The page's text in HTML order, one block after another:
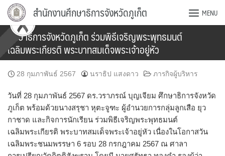
Skip
content
สำนักงานศึกษาธิการจังหวัดภูเก็ต MENU
ศึกษาธิการจังหวัดภูเก็ต ร่วมพิธีเจริญพระพุทธมนต์
เฉลิมพระเกียรติ พระบาทสมเด็จพระเจ้าอยู่หัว
28 กุมภาพันธ์ 2567 นราธิป แสงดาว ภารกิจผู้บริหาร
วันที่ 28 กุมภาพันธ์ 2567 ดร.วราภรณ์ บุญเจียม ศึกษาธิการจังหวัด
ภูเก็ต พร้อมด้วยนางสรุชา หุตะจูฑะ ผู้อำนวยการกลุ่มลูกเสือ ยุว
กาชาด และกิจการนักเรียน ร่วมพิธีเจริญพระพุทธมนต์
เฉลิมพระเกียรติ พระบาทสมเด็จพระเจ้าอยู่หัว เนื่องในโอกาสวัน
เฉลิมพระชนมพรรษา 6 รอบ 28 กรกฎาคม 2567 ณ ศาลา